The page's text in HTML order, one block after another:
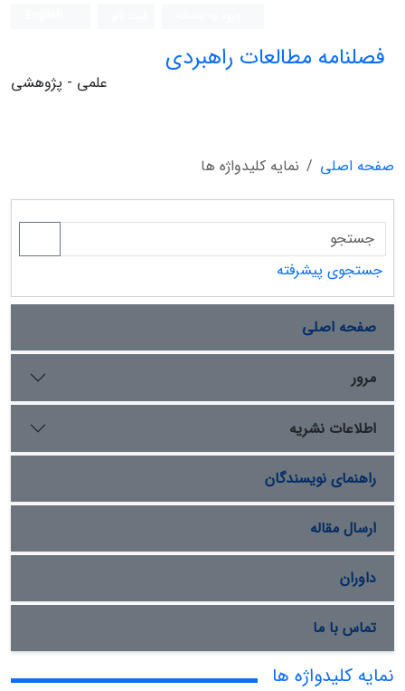
فصلنامه مطالعات راهبردی
علمی - پژوهشی
صفحه اصلی نمایه کلیدواژه ها
جستجوی پیشرفته
صفحه اصلی
مرور
اطلاعات نشریه
راهنمای نویسندگان
ارسال مقاله
داوران
تماس با ما
نمایه کلیدواژه ها